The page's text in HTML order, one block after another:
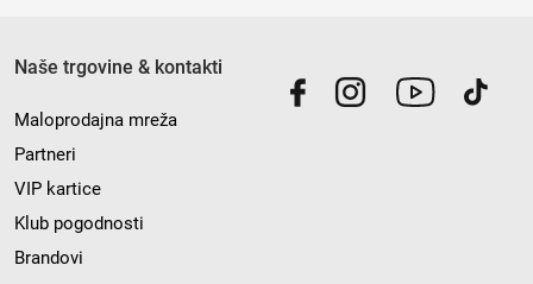
Naše trgovine & kontakti
Maloprodajna mreža
Partneri
VIP kartice
Klub pogodnosti
Brandovi